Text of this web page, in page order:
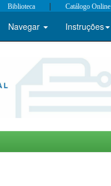
Biblioteca | Catálogo Online
Navegar Instruções